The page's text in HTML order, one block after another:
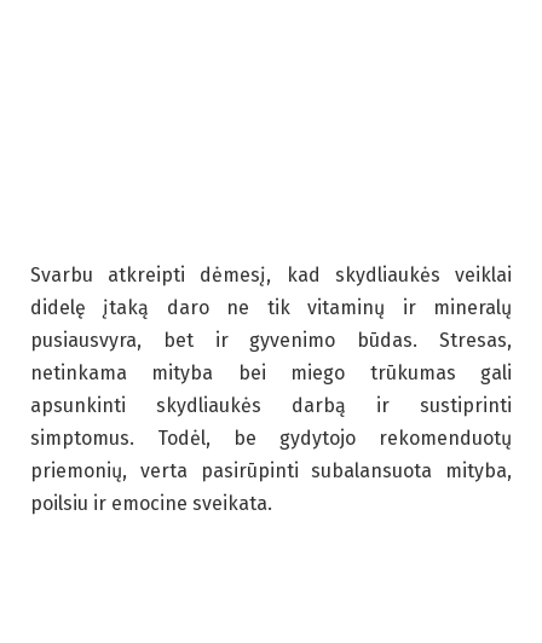
Svarbu atkreipti dėmesį, kad skydliaukės veiklai
didelę įtaką daro ne tik vitaminų ir mineralų
pusiausvyra, bet ir gyvenimo būdas. Stresas,
netinkama mityba bei miego trūkumas gali
apsunkinti skydliaukės darbą ir sustiprinti
simptomus. Todėl, be gydytojo rekomenduotų
priemonių, verta pasirūpinti subalansuota mityba,
poilsiu ir emocine sveikata.